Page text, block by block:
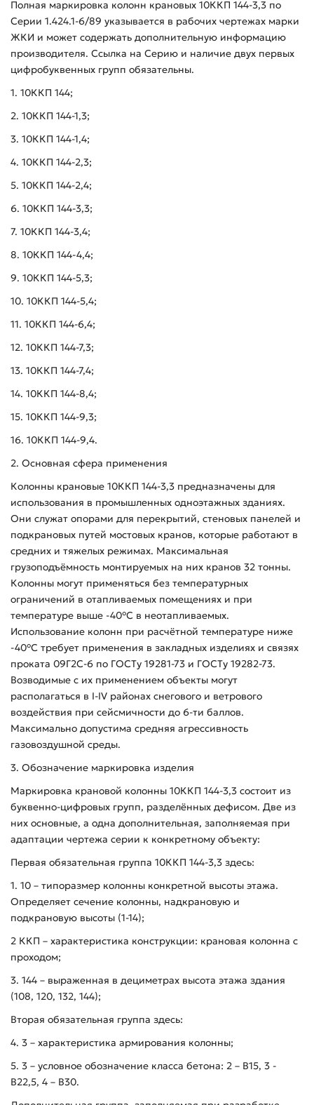
Полная маркировка колонн крановых 10ККП 144-3,3 по
Серии 1.424.1-6/89 указывается в рабочих чертежах марки
ЖКИ и может содержать дополнительную информацию
производителя. Ссылка на Серию и наличие двух первых
цифробуквенных групп обязательны.
1. 10ККП 144;
2. 10ККП 144-1,3;
3. 10ККП 144-1,4;
4. 10ККП 144-2,3;
5. 10ККП 144-2,4;
6. 10ККП 144-3,3;
7. 10ККП 144-3,4;
8. 10ККП 144-4,4;
9. 10ККП 144-5,3;
10. 10ККП 144-5,4;
11. 10ККП 144-6,4;
12. 10ККП 144-7,3;
13. 10ККП 144-7,4;
14. 10ККП 144-8,4;
15. 10ККП 144-9,3;
16. 10ККП 144-9,4.
2. Основная сфера применения
Колонны крановые 10ККП 144-3,3 предназначены для
использования в промышленных одноэтажных зданиях.
Они служат опорами для перекрытий, стеновых панелей и
подкрановых путей мостовых кранов, которые работают в
средних и тяжелых режимах. Максимальная
грузоподъёмность монтируемых на них кранов 32 тонны.
Колонны могут применяться без температурных
ограничений в отапливаемых помещениях и при
температуре выше -40°С в неотапливаемых.
Использование колонн при расчётной температуре ниже
-40°С требует применения в закладных изделиях и связях
проката 09Г2С-6 по ГОСТу 19281-73 и ГОСТу 19282-73.
Возводимые с их применением объекты могут
располагаться в I-IV районах снегового и ветрового
воздействия при сейсмичности до 6-ти баллов.
Максимально допустима средняя агрессивность
газовоздушной среды.
3. Обозначение маркировка изделия
Маркировка крановой колонны 10ККП 144-3,3 состоит из
буквенно-цифровых групп, разделённых дефисом. Две из
них основные, а одна дополнительная, заполняемая при
адаптации чертежа серии к конкретному объекту:
Первая обязательная группа 10ККП 144-3,3 здесь:
1. 10 – типоразмер колонны конкретной высоты этажа.
Определяет сечение колонны, надкрановую и
подкрановую высоты (1-14);
2 ККП – характеристика конструкции: крановая колонна с
проходом;
3. 144 – выраженная в дециметрах высота этажа здания
(108, 120, 132, 144);
Вторая обязательная группа здесь:
4. 3 – характеристика армирования колонны;
5. 3 – условное обозначение класса бетона: 2 – В15, 3 -
В22,5, 4 – В30.